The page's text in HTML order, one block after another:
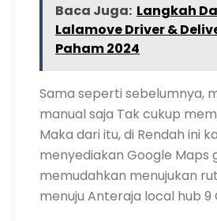
Baca Juga: Langkah
Lalamove Driver &
Paham 2024
Sama seperti sebelumnya,
manual saja Tak cukup
Maka dari itu, di Rendah ini
menyediakan Google Maps
memudahkan menujukan
menuju Anteraja local hub 9